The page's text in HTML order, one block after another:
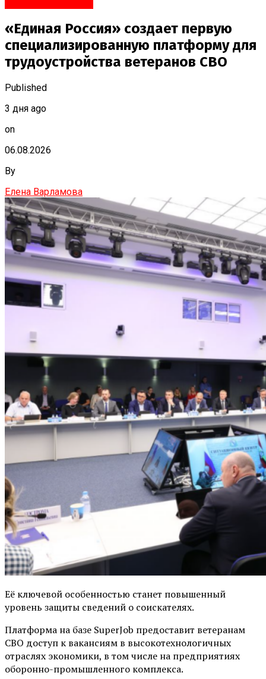
«Единая Россия» создает первую
специализированную платформу для
трудоустройства ветеранов СВО
Published
3 дня ago
on
06.08.2026
By
Елена Варламова
Её ключевой особенностью станет повышенный
уровень защиты сведений о соискателях.
Платформа на базе SuperJob предоставит ветеранам
СВО доступ к вакансиям в высокотехнологичных
отраслях экономики, в том числе на предприятиях
оборонно-промышленного комплекса.